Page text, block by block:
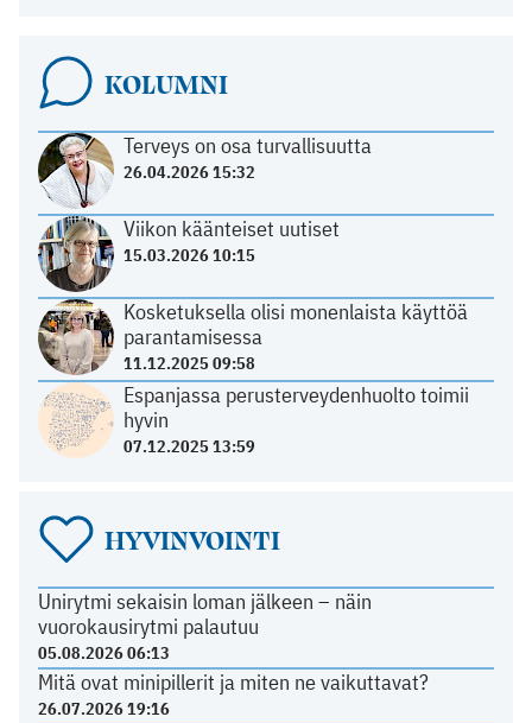
KOLUMNI
Terveys on osa turvallisuutta
26.04.2026 15:32
Viikon käänteiset uutiset
15.03.2026 10:15
Kosketuksella olisi monenlaista käyttöä
parantamisessa
11.12.2025 09:58
Espanjassa perusterveydenhuolto toimii
hyvin
07.12.2025 13:59
HYVINVOINTI
Unirytmi sekaisin loman jälkeen – näin
vuorokausirytmi palautuu
05.08.2026 06:13
Mitä ovat minipillerit ja miten ne vaikuttavat?
26.07.2026 19:16